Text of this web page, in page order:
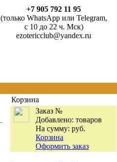
+7 905 792 11 95
(только WhatsApp или Telegram,
с 10 до 22 ч. Мск)
ezotericclub@yandex.ru
Корзина
Заказ №
Добавлено: товаров
На сумму: руб.
Корзина
Оформить заказ